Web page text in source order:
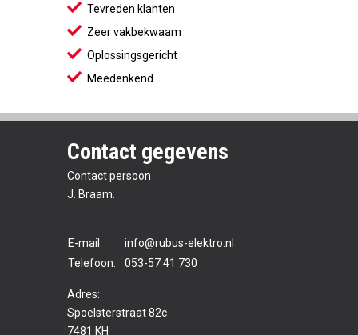
Tevreden klanten
Zeer vakbekwaam
Oplossingsgericht
Meedenkend
Contact gegevens
Contact persoon
J. Braam.
E-mail:
info@rubus-elektro.nl
Telefoon:
053-57 41 730
Adres:
Spoelsterstraat 82c
7481 KH